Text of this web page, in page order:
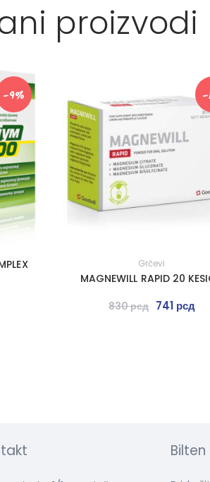
proizvodi
-9% -
Grčevi
MAGNEWILL RAPID 20
830рсд 741 рсд
Bilten